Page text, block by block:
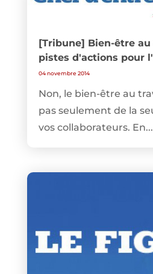
[Tribune] Bien-être au
pistes d'actions pour
04 novembre 2014
Non, le bien-être au
pas seulement de la
vos collaborateurs. En...